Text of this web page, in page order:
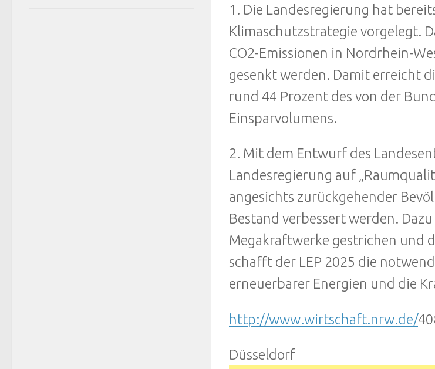
1. Die Landesregierung hat
Klimaschutzstrategie vorgelegt.
CO2-Emissionen in Nordrhein-
gesenkt werden. Damit erreicht
rund 44 Prozent des von der
Einsparvolumens.
2. Mit dem Entwurf des
Landesregierung auf
angesichts zurückgehender
Bestand verbessert werden.
Megakraftwerke gestrichen und
schafft der LEP 2025 die
erneuerbarer Energien und die
http://www.wirtschaft.nrw.de/
Düsseldorf